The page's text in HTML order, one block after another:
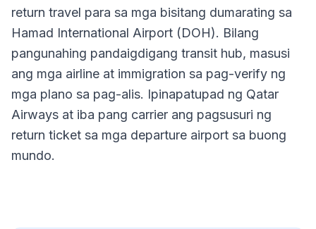
return travel para sa mga bisitang dumarating sa
Hamad International Airport (DOH). Bilang
pangunahing pandaigdigang transit hub, masusi
ang mga airline at immigration sa pag-verify ng
mga plano sa pag-alis. Ipinapatupad ng Qatar
Airways at iba pang carrier ang pagsusuri ng
return ticket sa mga departure airport sa buong
mundo.